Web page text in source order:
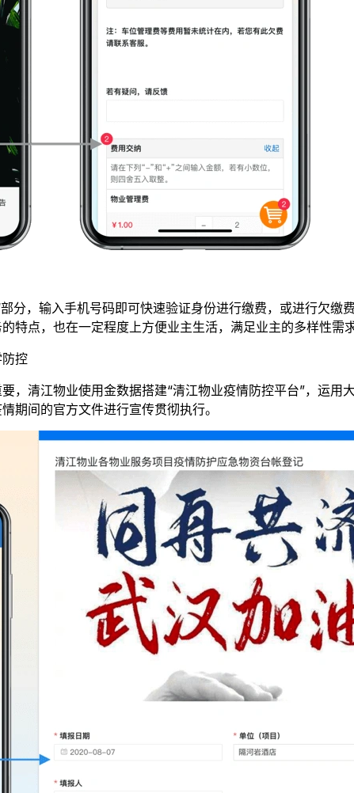
分，输入手机号码即可快速验证身份进行缴费，或进行欠
特点，也在一定程度上方便业主生活，满足业主的多样性需
防控
，清江物业使用金数据搭建“清江物业疫情防控平台”，运
期间的官方文件进行宣传贯彻执行。